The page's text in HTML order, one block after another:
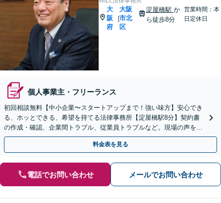
大
阪
府
|
大阪
市北
区
淀屋橋駅 か
ら徒歩8分
営業時間：本
日定休日
個人事業主・フリーランス
初回相談無料【中小企業〜スタートアップまで！強い味方】安心でき
る、ホッとできる、希望を持てる法律事務所【淀屋橋駅8分】契約書
の作成・確認、企業間トラブル、従業員トラブルなど。現場の声を大
切にする姿勢で、よりよい解決を目指します。
料金表を見る
電話でお問い合わせ メールでお問い合わせ